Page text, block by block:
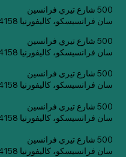
500 شارع تيري فرانسين
سان فرانسيسكو، كاليفورنيا 94158
500 شارع تيري فرانسين
سان فرانسيسكو، كاليفورنيا 94158
500 شارع تيري فرانسين
سان فرانسيسكو، كاليفورنيا 94158
500 شارع تيري فرانسين
سان فرانسيسكو، كاليفورنيا 94158
500 شارع تيري فرانسين
سان فرانسيسكو، كاليفورنيا 94158